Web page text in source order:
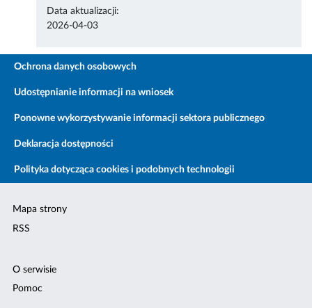
Data aktualizacji:
2026-04-03
Ochrona danych osobowych
Udostępnianie informacji na wniosek
Ponowne wykorzystywanie informacji sektora publicznego
Deklaracja dostępności
Polityka dotycząca cookies i podobnych technologii
Mapa strony
RSS
O serwisie
Pomoc